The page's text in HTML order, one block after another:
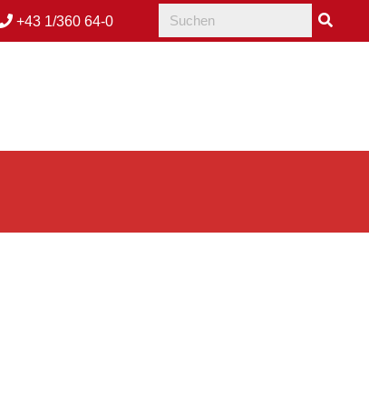
+43 1/360 64-0